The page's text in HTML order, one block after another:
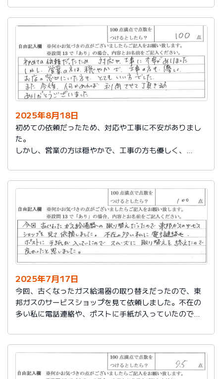
2025年8月18日
初めての依頼だったため、対応や工事に不安がありまし
た。
しかし、営業の方は穏やかで、工事の方も優しく、
また今後、何かあれば利用させて頂きます。
ありがとうございました。
2025年7月17日
今回、古くなったガス給湯器の取り替えだったので、東
邦ガスのサービスショップを見て依頼しました。不在の
多い私に電話連絡や、ポストに手紙が入っていたので、
た。